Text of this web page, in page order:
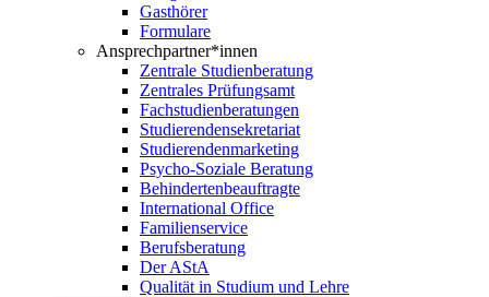
Gasthörer
Formulare
Ansprechpartner*innen
Zentrale Studienberatung
Zentrales Prüfungsamt
Fachstudienberatungen
Studierendensekretariat
Studierendenmarketing
Psycho-Soziale Beratung
Behindertenbeauftragte
International Office
Familienservice
Berufsberatung
Der AStA
Qualität in Studium und Lehre